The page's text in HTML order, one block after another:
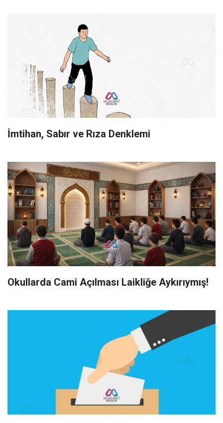
İmtihan, Sabır ve Rıza Denklemi
Okullarda Cami Açılması Laikliğe Aykırıymış!